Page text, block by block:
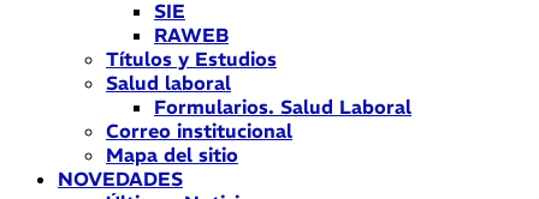
SIE
RAWEB
Títulos y Estudios
Salud laboral
Formularios. Salud Laboral
Correo institucional
Mapa del sitio
NOVEDADES